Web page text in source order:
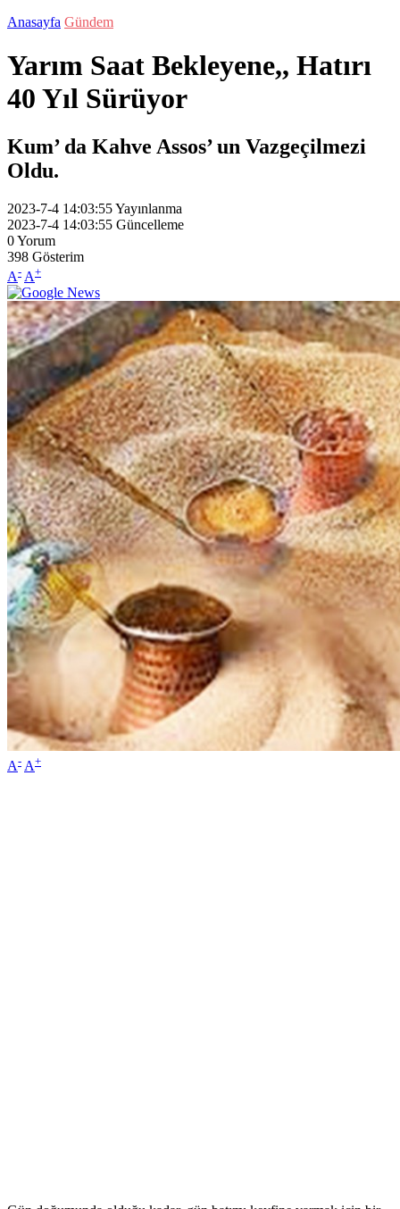
Anasayfa Gündem
Yarım Saat Bekleyene,, Hatırı
40 Yıl Sürüyor
Kum’ da Kahve Assos’ un Vazgeçilmezi
Oldu.
2023-7-4 14:03:55Yayınlanma
2023-7-4 14:03:55 Güncelleme
0Yorum
398 Gösterim
A- A+
A- A+